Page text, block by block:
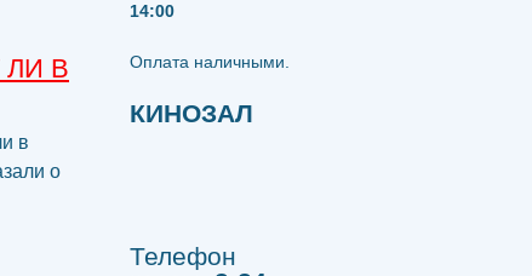
ЛИ В
в
о
14:00
​​​​​​​Оплата наличными.
КИНОЗАЛ
Телефон